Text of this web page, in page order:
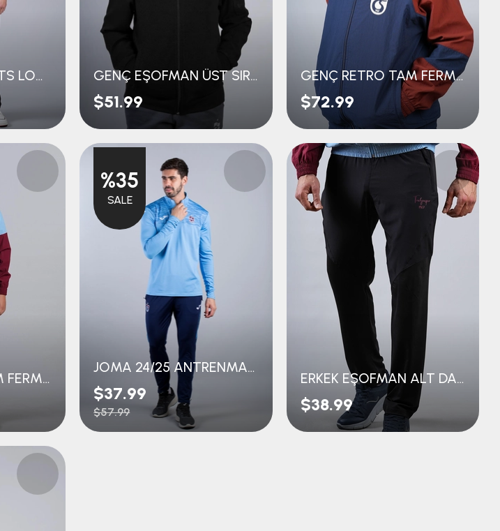
TEK ÜST KUMAŞI TS LOGOLU GENÇ EŞOFMAN ÜST SIRTI LOGO BASKILI
$51.99
GENÇ RETRO TAM FERMUARLI ÜST
$72.99
GENÇ RETRO TAM FERMUARLI ÜST
JOMA 24/25 ANTRENMAN EŞOFMAN ÜST
$37.99
$57.99
%35
SALE
ERKEK EŞOFMAN ALT DALGIÇ KUMAŞ
$38.99